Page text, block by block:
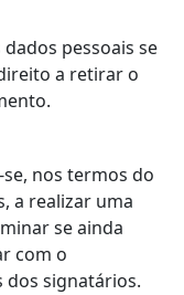
pessoais se
a retirar o
nos termos do
a realizar uma
se ainda
com o
dos signatários.